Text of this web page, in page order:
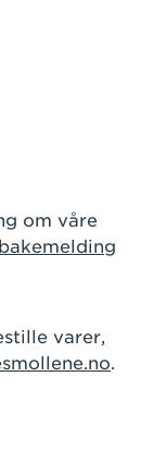
om våre
varer,
.